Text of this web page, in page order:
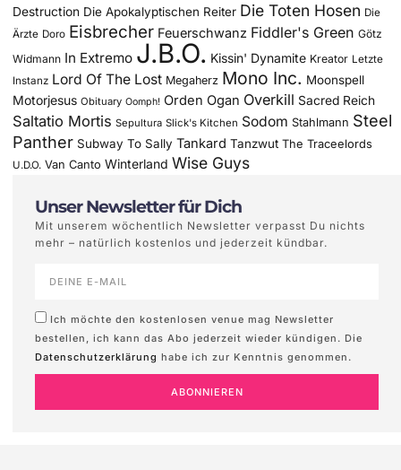
Destruction Die Apokalyptischen Reiter Die Toten Hosen Die
Ärzte Doro Eisbrecher Feuerschwanz Fiddler's Green Götz
Widmann In Extremo J.B.O. Kissin' Dynamite Kreator Letzte
Instanz Lord Of The Lost Megaherz Mono Inc. Moonspell
Motorjesus Obituary Oomph! Orden Ogan Overkill Sacred Reich
Saltatio Mortis Sepultura Slick's Kitchen Sodom Stahlmann Steel
Panther Subway To Sally Tankard Tanzwut The Traceelords
U.D.O. Van Canto Winterland Wise Guys
Unser Newsletter für Dich
Mit unserem wöchentlich Newsletter verpasst Du nichts
mehr – natürlich kostenlos und jederzeit kündbar.
Ich möchte den kostenlosen venue mag Newsletter
bestellen, ich kann das Abo jederzeit wieder kündigen. Die
Datenschutzerklärung habe ich zur Kenntnis genommen.
ABONNIEREN